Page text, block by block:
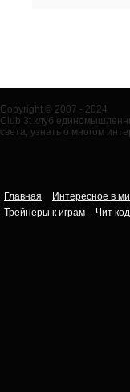
Copyright © 2007 - 2024
Club 3t клуб
света, узнать о многом
Главная Интересное в
Трейнеры к играм
Чит